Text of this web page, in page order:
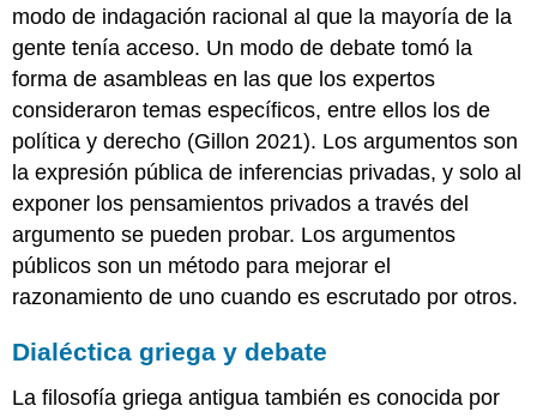
modo de indagación racional al que la mayoría de la
gente tenía acceso. Un modo de debate tomó la
forma de asambleas en las que los expertos
consideraron temas específicos, entre ellos los de
política y derecho (Gillon 2021). Los argumentos son
la expresión pública de inferencias privadas, y solo al
exponer los pensamientos privados a través del
argumento se pueden probar. Los argumentos
públicos son un método para mejorar el
razonamiento de uno cuando es escrutado por otros.
Dialéctica griega y debate
La filosofía griega antigua también es conocida por